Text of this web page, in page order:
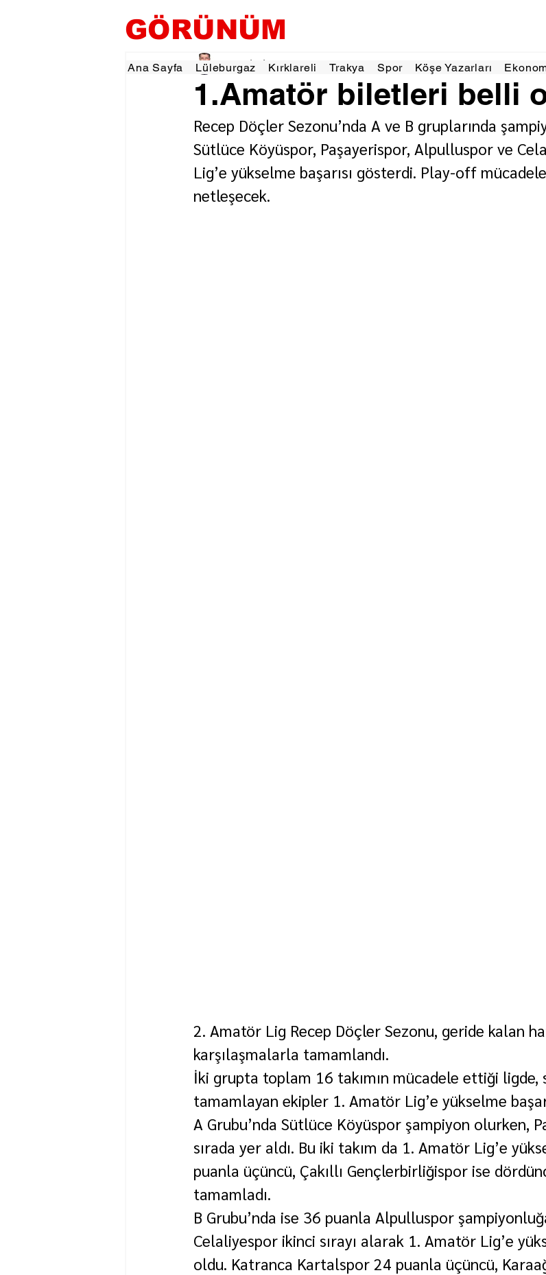
GÖRÜNÜM
Ana Sayfa Lüleburgaz Kırklareli Trakya Spor Köşe Yazarları
1.Amatör biletleri belli
Tevfik İŞÇİ 16 Haz 1 dakikada okunur
Recep Döçler Sezonu’nda A ve B gruplarında
Sütlüce Köyüspor, Paşayerispor, Alpulluspor ve
Lig’e yükselme başarısı gösterdi. Play-off
netleşecek.
2. Amatör Lig Recep Döçler Sezonu, geride kalan
karşılaşmalarla tamamlandı.
İki grupta toplam 16 takımın mücadele ettiği ligde,
tamamlayan ekipler 1. Amatör Lig’e yükselme
A Grubu’nda Sütlüce Köyüspor şampiyon olurken,
sırada yer aldı. Bu iki takım da 1. Amatör Lig’e
puanla üçüncü, Çakıllı Gençlerbirliğispor ise
tamamladı.
B Grubu’nda ise 36 puanla Alpulluspor
Celaliyespor ikinci sırayı alarak 1. Amatör Lig’e
oldu. Katranca Kartalspor 24 puanla üçüncü,